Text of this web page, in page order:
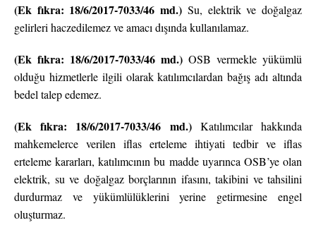
(Ek fıkra: 18/6/2017-7033/46 md.) Su, elektrik ve doğalgaz
gelirleri haczedilemez ve amacı dışında kullanılamaz.
(Ek fıkra: 18/6/2017-7033/46 md.) OSB vermekle yükümlü
olduğu hizmetlerle ilgili olarak katılımcılardan bağış adı altında
bedel talep edemez.
(Ek fıkra: 18/6/2017-7033/46 md.) Katılımcılar hakkında
mahkemelerce verilen iflas erteleme ihtiyati tedbir ve iflas
erteleme kararları, katılımcının bu madde uyarınca OSB’ye olan
elektrik, su ve doğalgaz borçlarının ifasını, takibini ve tahsilini
durdurmaz ve yükümlülüklerini yerine getirmesine engel
oluşturmaz.